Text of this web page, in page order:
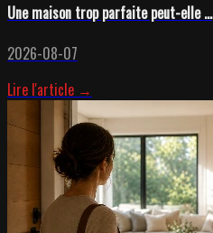
Une maison trop parfaite peut-elle ...
2026-08-07
Lire l'article →